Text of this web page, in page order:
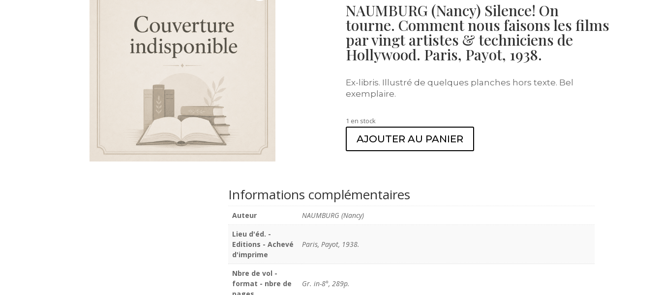
NAUMBURG (Nancy) Silence! On
tourne. Comment nous faisons les films
par vingt artistes & techniciens de
Hollywood. Paris, Payot, 1938.
Ex-libris. Illustré de quelques planches hors texte. Bel
exemplaire.
1 en stock
AJOUTER AU PANIER
Informations complémentaires
Auteur
NAUMBURG (Nancy)
Lieu d'éd. -
Editions - Achevé
d'imprime
Paris, Payot, 1938.
Nbre de vol -
format - nbre de
Gr. in-8°, 289p.